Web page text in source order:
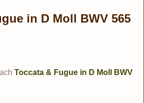
in D Moll BWV 565
Toccata & Fugue in D Moll BWV